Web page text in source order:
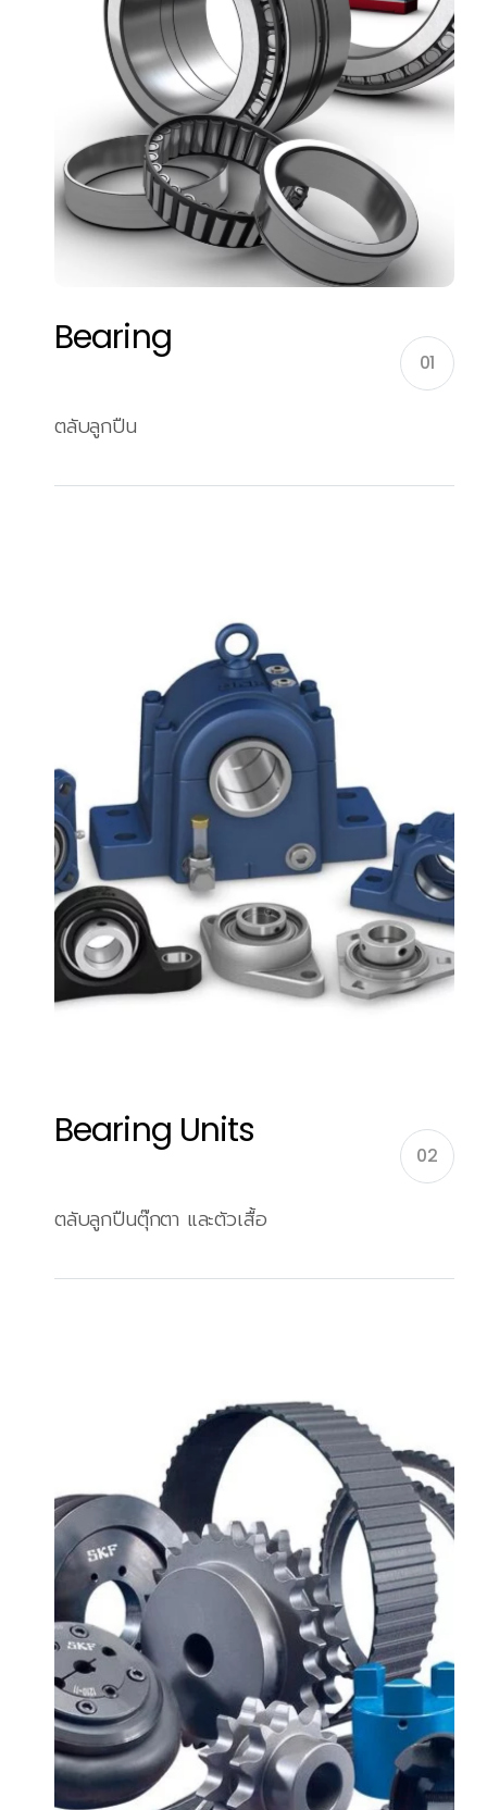
Bearing
01
ตลับลูกปืน
Bearing Units
02
ตลับลูกปืนตุ๊กตา และตัวเสื้อ